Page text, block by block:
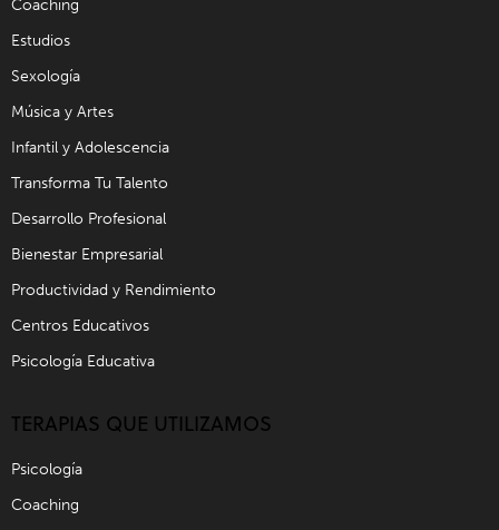
Coaching
Estudios
Sexología
Música y Artes
Infantil y Adolescencia
Transforma Tu Talento
Desarrollo Profesional
Bienestar Empresarial
Productividad y Rendimiento
Centros Educativos
Psicología Educativa
TERAPIAS QUE UTILIZAMOS
Psicología
Coaching